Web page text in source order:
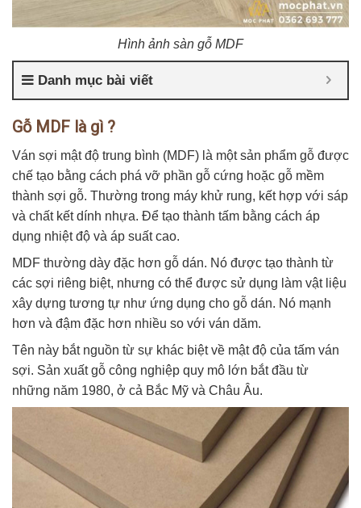
Hình ảnh sàn gỗ MDF
Danh mục bài viết
Gỗ MDF là gì ?
Ván sợi mật độ trung bình (MDF) là một sản phẩm gỗ được
chế tạo bằng cách phá vỡ phần gỗ cứng hoặc gỗ mềm
thành sợi gỗ. Thường trong máy khử rung, kết hợp với sáp
và chất kết dính nhựa. Để tạo thành tấm bằng cách áp
dụng nhiệt độ và áp suất cao.
MDF thường dày đặc hơn gỗ dán. Nó được tạo thành từ
các sợi riêng biệt, nhưng có thể được sử dụng làm vật liệu
xây dựng tương tự như ứng dụng cho gỗ dán. Nó mạnh
hơn và đậm đặc hơn nhiều so với ván dăm.
Tên này bắt nguồn từ sự khác biệt về mật độ của tấm ván
sợi. Sản xuất gỗ công nghiệp quy mô lớn bắt đầu từ
những năm 1980, ở cả Bắc Mỹ và Châu Âu.